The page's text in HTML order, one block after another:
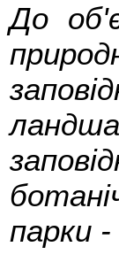
До
парки